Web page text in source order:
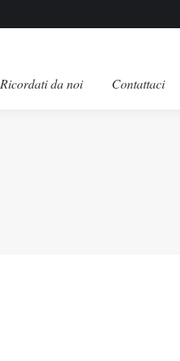
Ricordati da noi Contattaci